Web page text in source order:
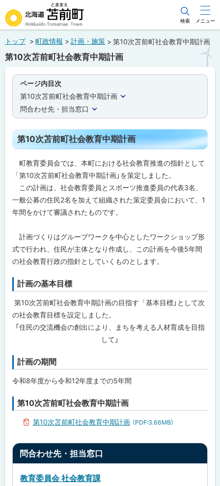
文
メ
ニ
北海道苫前町
Hokkaido Tomamae Town
検索 メニュー
トップ 町政情報 計画・施策 第10次苫前町社会教育中期計画
第10次苫前町社会教育中期計画
ページ内目次
第10次苫前町社会教育中期計画
問合わせ先・担当窓口
第10次苫前町社会教育中期計画
町教育委員会では、本町における社会教育推進の指針として
「第10次苫前町社会教育中期計画」を策定しました。
この計画は、社会教育委員とスポーツ推進委員の代表3名、
一般公募の住民2名を加えて組織された策定委員会において、1
年間をかけて審議されたものです。
計画づくりはグループワークを中心としたワークショップ形
式で行われ、住民が主体となり作成し、この計画を今後5年間
の社会教育行政の指針としていくものとします。
計画の基本目標
第10次苫前町社会教育中期計画の目指す「基本目標」として次
の社会教育目標を設定しました。
「住民の交流機会の創出により、まちを考える人材育成を目指
して」
計画の期間
令和8年度から令和12年度までの5年間
第10次苫前町社会教育中期計画
第10次苫前町社会教育中期計画 （PDF:3.66MB）
ト
問合わせ先・担当窓口
教育委員会 社会教育課